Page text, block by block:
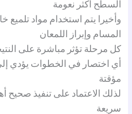
السطح أكثر نعومة
وأخيرا يتم استخدام مواد
المسام وإبراز اللمعان
كل مرحلة تؤثر مباشرة على
أي اختصار في الخطوات يؤدي
مؤقتة
لذلك الاعتماد على تنفيذ صحيح
سريعة